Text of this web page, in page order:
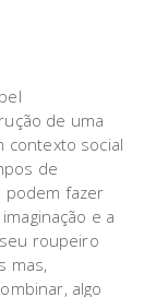
de uma
contexto social
de
podem fazer
e a
roupeiro
mas,
algo